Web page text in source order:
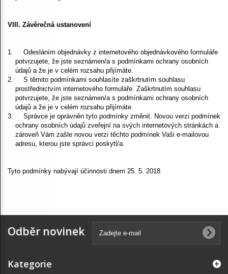
VIII. Závěrečná ustanovení
Odesláním objednávky z internetového objednávkového formuláře
potvrzujete, že jste seznámen/a s podmínkami ochrany osobních
údajů a že je v celém rozsahu přijímáte.
S těmito podmínkami souhlasíte zaškrtnutím souhlasu
prostřednictvím internetového formuláře. Zaškrtnutím souhlasu
potvrzujete, že jste seznámen/a s podmínkami ochrany osobních
údajů a že je v celém rozsahu přijímáte.
Správce je oprávněn tyto podmínky změnit. Novou verzi podmínek
ochrany osobních údajů zveřejní na svých internetových stránkách a
zároveň Vám zašle novou verzi těchto podmínek Vaši e-mailovou
adresu, kterou jste správci poskytl/a.
Tyto podmínky nabývají účinnosti dnem 25. 5. 2018
Odběr novinek
Kategorie